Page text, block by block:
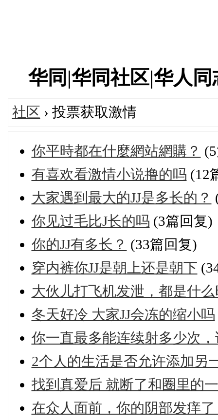
华同|华同社区|华人
社区 › 投票获取激情
你平時都在什麼網站網購？
有喜欢看激情小说撸的吗 (12
大家遇到最大的JJ是多长的？
你见过毛比J长的吗 (3篇回复)
你的JJ有多长？ (33篇回复)
穿内裤你JJ是朝上还是朝下
大伙儿打飞机发泄，都是什
冬天好冷 大家JJ会冻的缩小吗
你一直最多能连续射多少次
2个人的生活是否允许添加另
找到真爱后 就断了和圈里的
在众人面前，你的阴部发痒了